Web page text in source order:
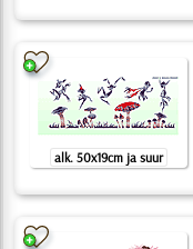
alk. 50x19cm ja suur